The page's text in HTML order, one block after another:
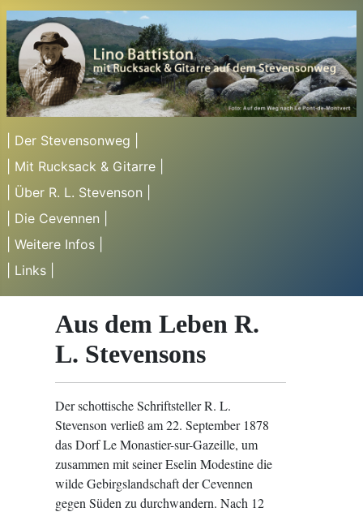
| Der Stevensonweg |
| Mit Rucksack & Gitarre |
| Über R. L. Stevenson |
| Die Cevennen |
| Weitere Infos |
| Links |
Aus dem Leben R.
L. Stevensons
Der schottische Schriftsteller R. L.
Stevenson verließ am 22. September 1878
das Dorf Le Monastier-sur-Gazeille, um
zusammen mit seiner Eselin Modestine die
wilde Gebirgslandschaft der Cevennen
gegen Süden zu durchwandern. Nach 12